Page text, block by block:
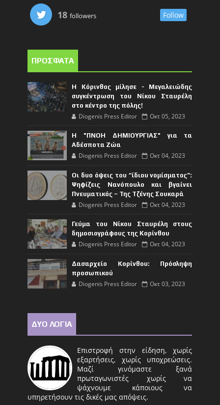
18 followers Follow
ΠΡΟΣΦΑΤΑ
Η Κόρινθος μίλησε - Μεγαλειώδης
συγκέντρωση του Νίκου Σταυρέλη
στο κέντρο της πόλης!
Diogenis Press Editor Οκτ 05, 2023
Η "ΠΝΟΗ ΔΗΜΙΟΥΡΓΙΑΣ" για τα
Αδέσποτα Ζώα
Diogenis Press Editor Οκτ 04, 2023
Οι δυο όψεις του “ίδιου νομίσματος”:
Ψηφίζεις Νανόπουλο και βγαίνει
Πνευματικός – Της Τζένης Σουκαρά
Diogenis Press Editor Οκτ 04, 2023
Γεύμα του Νίκου Σταυρέλη στους
δημοσιογράφους της Κορίνθου
Diogenis Press Editor Οκτ 04, 2023
Δασαρχείο Κορίνθου: Πρόσληψη
προσωπικού
Diogenis Press Editor Οκτ 03, 2023
ΔΥΟ ΛΟΓΙΑ
Επιστροφή στην είδηση, χωρίς
εξαρτήσεις, χωρίς υποχρεώσεις.
Μαζί γινόμαστε ξανά
πρωταγωνιστές χωρίς να
ψάχνουμε κάποιους να
υπηρετήσουν τις δικές μας απόψεις.